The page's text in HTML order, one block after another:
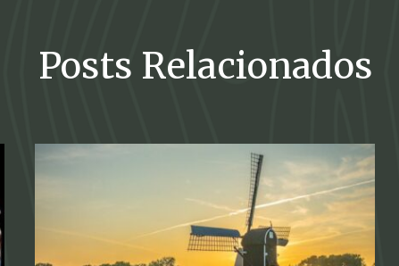
Posts Relacionados